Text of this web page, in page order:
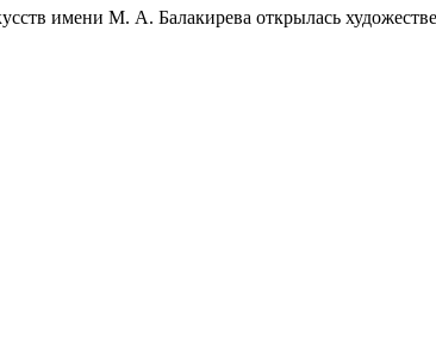
имени М. А. Балакирева открылась